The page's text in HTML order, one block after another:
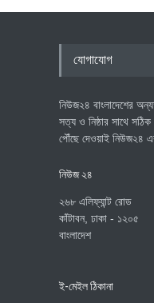
যোগাযোগ
নিউজ২৪ বাংলাদেশের
সত্য ও নিষ্ঠার সাথে
পৌঁছে দেওয়াই নিউজ২৪
নিউজ ২৪
২৬৮ এলিফ্যান্ট রোড
কাঁটাবন, ঢাকা - ১২০৫
বাংলাদেশ
ই-মেইল ঠিকানা